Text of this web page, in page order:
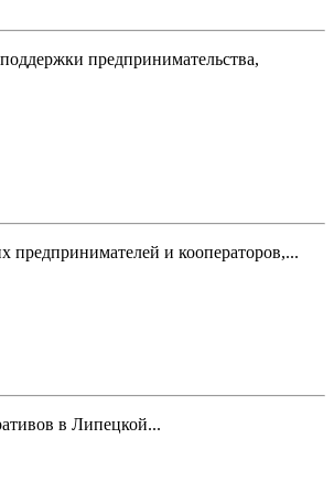
предпринимательства,
предпринимателей и кооператоров,...
в Липецкой...